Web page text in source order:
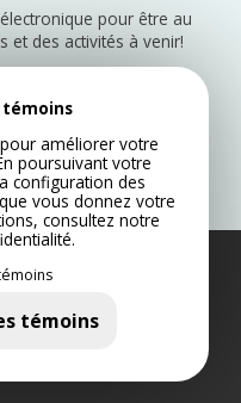
pour être au
et des activités à venir!
2022
améliorer votre
poursuivant votre
configuration des
vous donnez votre
consultez notre
.
témoins